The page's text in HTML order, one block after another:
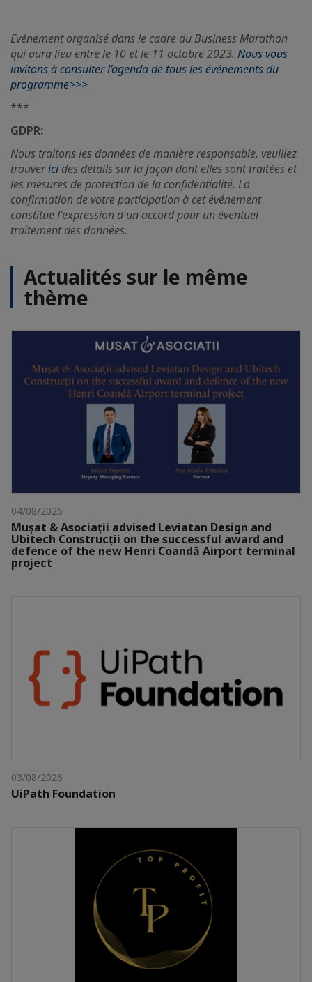
Evénement organisé dans le cadre du Business Marathon
qui aura lieu entre le 10 et le 11 octobre 2023. Nous vous
invitons à consulter l’agenda de tous les événements du
programme>>>
***
GDPR:
Nous traitons les données de manière responsable, veuillez
trouvericides détails sur la façon dont elles sont traitées et
les mesures de protection de la confidentialité. La
confirmation de votre participation à cet événement
constitue l'expression d'un accord pour un éventuel
traitement des données.
Actualités sur le même
thème
04/08/2026
Mușat & Asociații advised Leviatan Design and
Ubitech Construcții on the successful award and
defence of the new Henri Coandă Airport terminal
project
03/08/2026
UiPath Foundation